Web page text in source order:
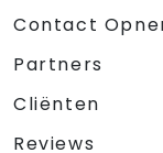
Contact
Partners
Cliënten
Reviews